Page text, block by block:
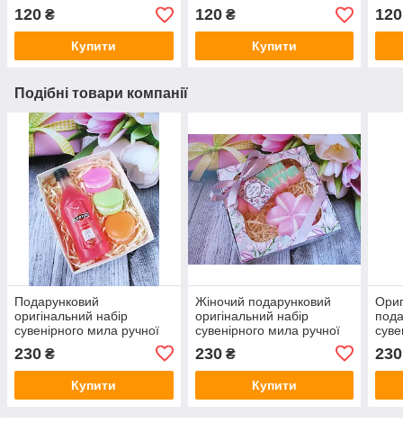
120 ₴
Купити
120₴
Купити
120
Подібні товари компанії
Подарунковий
оригінальний набір
сувенірного мила ручної
подарунок"
230 ₴
Купити
Жіночий подарунковий
оригінальний набір
сувенірного мила ручної
230₴
Купити
230